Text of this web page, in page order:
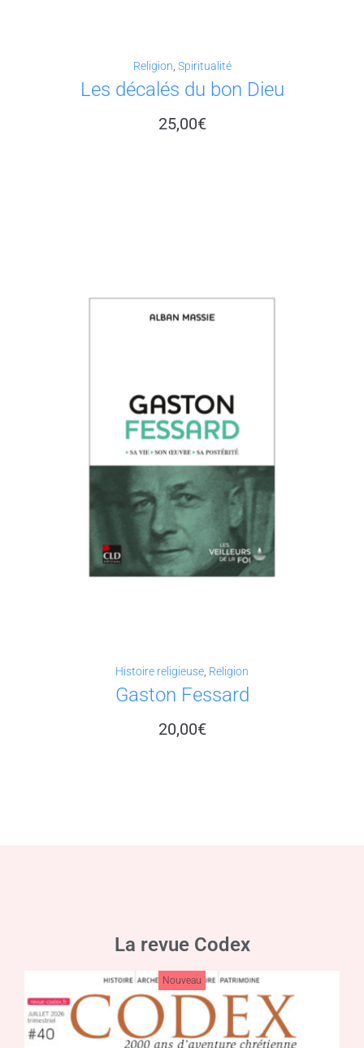
Religion Spiritualité
Les décalés du bon Dieu
25,00€
Histoire religieuse Religion
Gaston Fessard
20,00€
La revue Codex
Nouveau